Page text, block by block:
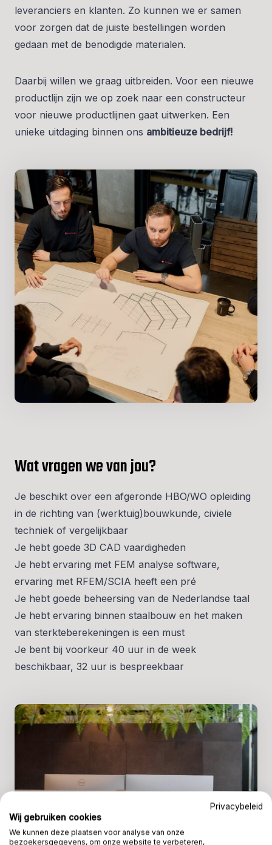
leveranciers en klanten. Zo kunnen we er samen
voor zorgen dat de juiste bestellingen worden
gedaan met de benodigde materialen.
Daarbij willen we graag uitbreiden. Voor een nieuwe
productlijn zijn we op zoek naar een constructeur
voor nieuwe productlijnen gaat uitwerken. Een
unieke uitdaging binnen ons ambitieuze bedrijf!
Wat vragen we van jou?
Je beschikt over een afgeronde HBO/WO opleiding
in de richting van (werktuig)bouwkunde, civiele
techniek of vergelijkbaar
Je hebt goede 3D CAD vaardigheden
Je hebt ervaring met FEM analyse software,
ervaring met RFEM/SCIA heeft een pré
Je hebt goede beheersing van de Nederlandse taal
Je hebt ervaring binnen staalbouw en het maken
van sterkteberekeningen is een must
Je bent bij voorkeur 40 uur in de week
beschikbaar, 32 uur is bespreekbaar
Privacybeleid
Wij gebruiken cookies
We kunnen deze plaatsen voor analyse van onze
bezoekersgegevens, om onze website te verbeteren,